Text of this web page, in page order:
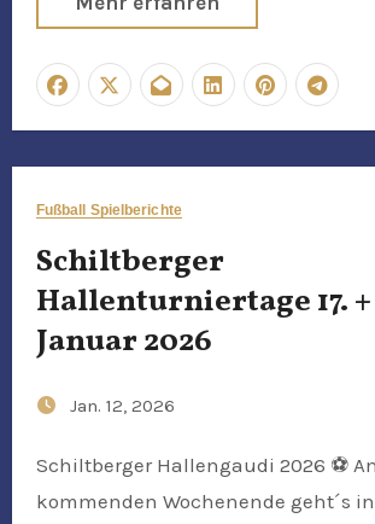
Fußball Spielberichte
Schiltberger
Hallenturniertage 17. +
Januar 2026
Jan. 12, 2026
Schiltberger Hallengaudi 2026 ⚽️ Am
kommenden Wochenende geht´s